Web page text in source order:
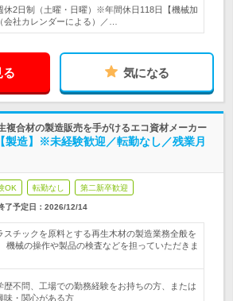
休2日制（土曜・日曜）※年間休日118日【機械加
会社カレンダーによる）／…
る 気になる
複合材の製造販売を手がけるエコ資材メーカー
造】※未経験歓迎／転勤なし／残業月
OK 転勤なし 第二新卒歓迎
了予定日： 2026/12/14
スチックを原料とする再生木材の製造業務全般を
機械の操作や製品の検査などを担っていただきま
歴不問、工場での勤務経験をお持ちの方、または
味・関心がある方